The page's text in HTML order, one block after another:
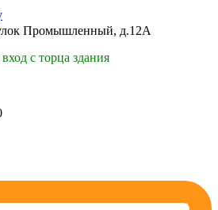
Промышленный, д.12А
с торца здания